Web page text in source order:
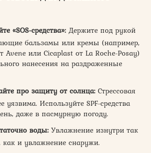
«SOS-средства»: Держите под рукой
бальзамы или кремы (например,
Avene или Cicaplast от La Roche-Posay)
нанесения на раздраженные
про защиту от солнца: Стрессовая
уязвима. Используйте SPF-средства
даже в пасмурную погоду.
воды: Увлажнение изнутри так
и увлажнение снаружи.